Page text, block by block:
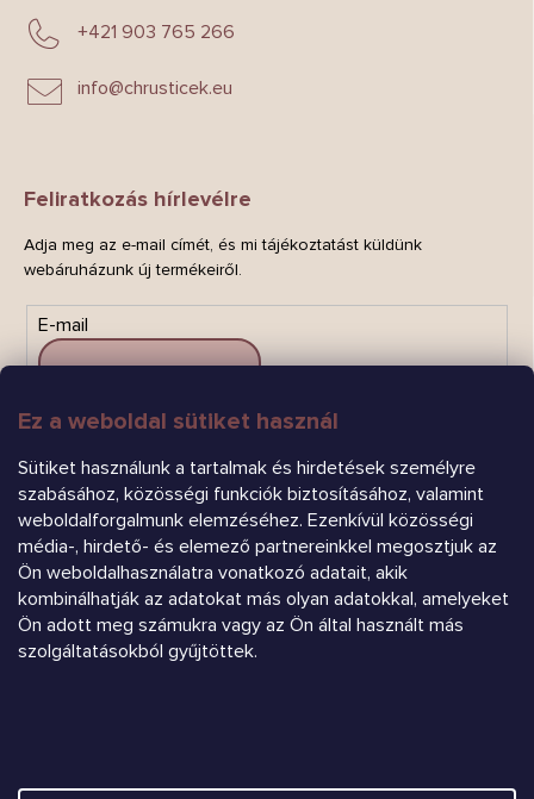
Ez a weboldal sütiket használ
Sütiket használunk a tartalmak és hirdetések személyre
szabásához, közösségi funkciók biztosításához, valamint
weboldalforgalmunk elemzéséhez. Ezenkívül közösségi
média-, hirdető- és elemező partnereinkkel megosztjuk az
Ön weboldalhasználatra vonatkozó adatait, akik
kombinálhatják az adatokat más olyan adatokkal, amelyeket
Ön adott meg számukra vagy az Ön által használt más
szolgáltatásokból gyűjtöttek.
info@chrusticek.eu
+421 903 765 266
Feliratkozás hírlevélre
Adja meg az e-mail címét, és mi tájékoztatást küldünk
webáruházunk új termékeiről.
E-mail
FELIRATKOZÁS
Árukereső.hu